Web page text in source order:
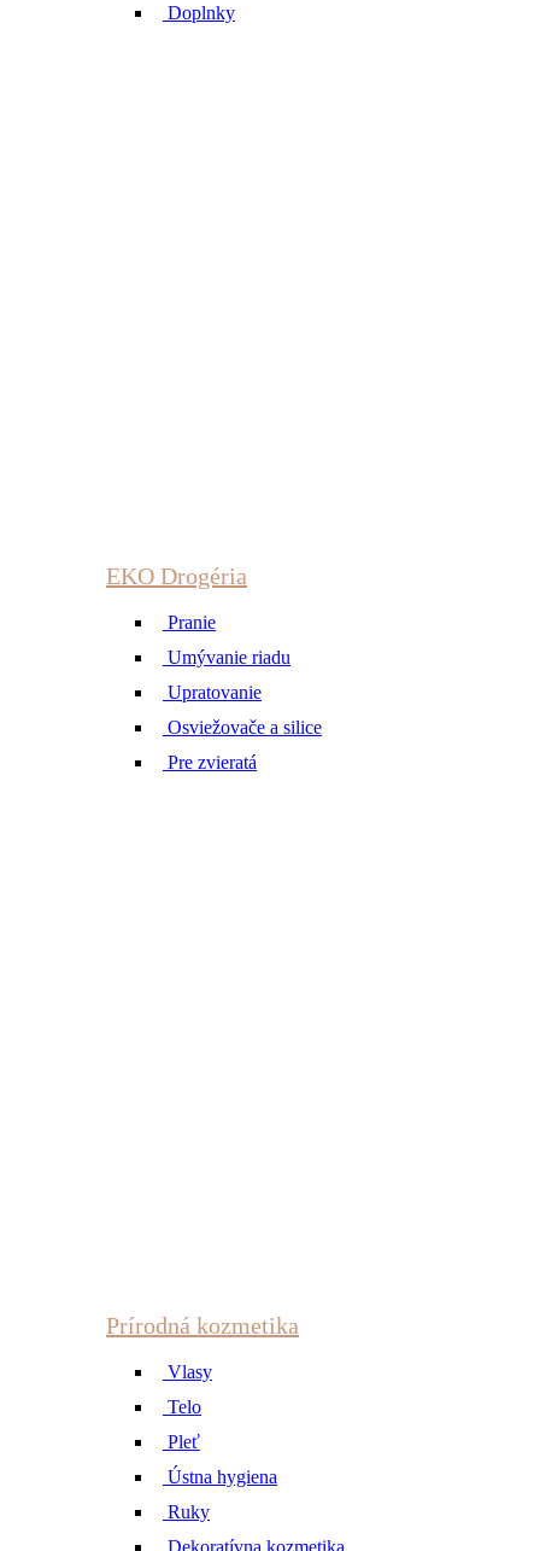
Doplnky
EKO Drogéria
Pranie
Umývanie riadu
Upratovanie
Osviežovače a silice
Pre zvieratá
Prírodná kozmetika
Vlasy
Telo
Pleť
Ústna hygiena
Ruky
Dekoratívna kozmetika